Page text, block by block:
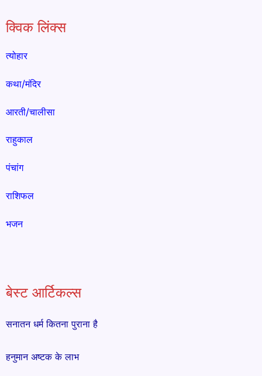
क्विक लिंक्स
त्योहार
कथा/मंदिर
आरती/चालीसा
राहुकाल
पंचांग
राशिफल
भजन
बेस्ट आर्टिकल्स
सनातन धर्म कितना पुराना है
हनुमान अष्टक के लाभ